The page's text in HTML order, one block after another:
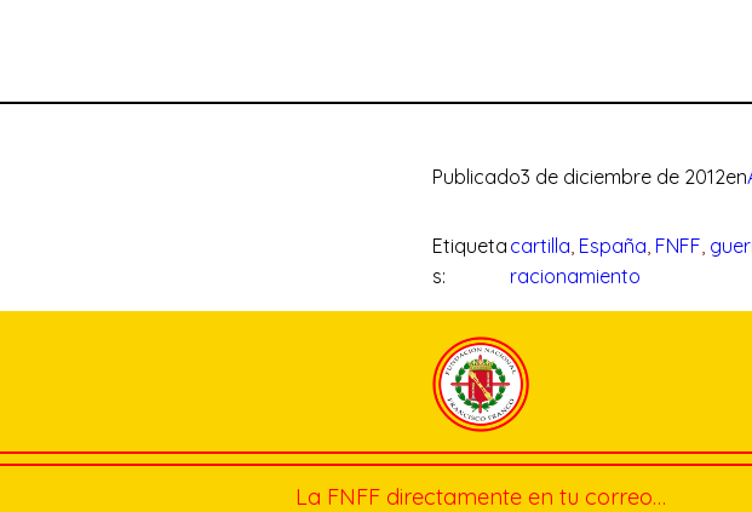
Publicado3 de diciembre de 2012en
Etiqueta
s:
cartilla, España, FNFF,
racionamiento
La FNFF directamente en tu correo…